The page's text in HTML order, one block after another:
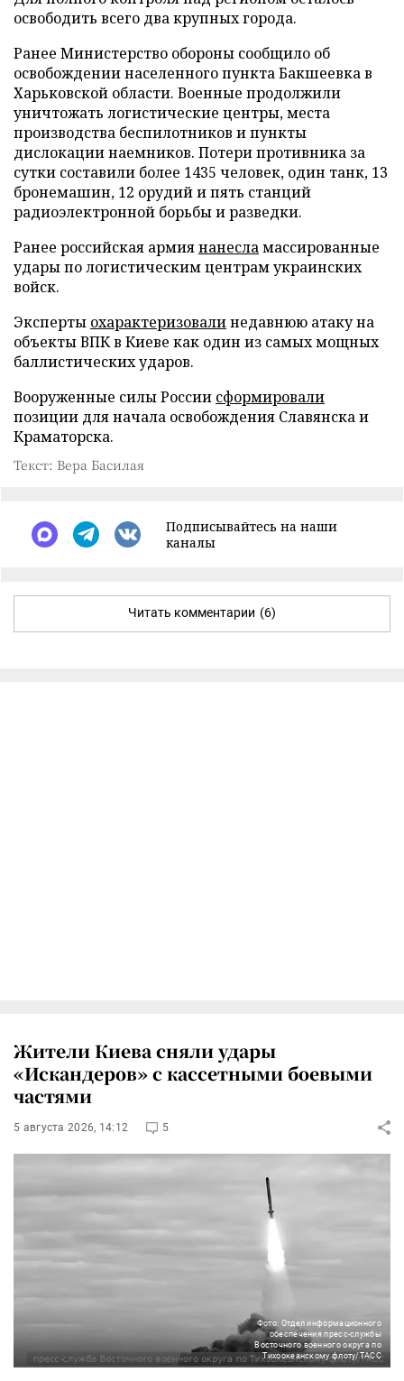
освободить всего два крупных города.
Ранее Министерство обороны сообщило об
освобождении населенного пункта Бакшеевка в
Харьковской области. Военные продолжили
уничтожать логистические центры, места
производства беспилотников и пункты
дислокации наемников. Потери противника за
сутки составили более 1435 человек, один танк, 13
бронемашин, 12 орудий и пять станций
радиоэлектронной борьбы и разведки.
Ранее российская армиянанесламассированные
удары по логистическим центрам украинских
войск.
Эксперты охарактеризовалинедавнюю атаку на
объекты ВПК в Киеве как один из самых мощных
баллистических ударов.
Вооруженные силы России сформировали
позиции для начала освобождения Славянска и
Краматорска.
Текст: Вера Басилая
Подписывайтесь на наши
каналы
Читать комментарии (6)
Жители Киева сняли удары
«Искандеров» с кассетными боевыми
частями
5 августа 2026, 14:12 5
Фото: Отдел информационного
обеспечения пресс-службы
Восточного военного округа по
Тихоокеанскому флоту/ТАСС